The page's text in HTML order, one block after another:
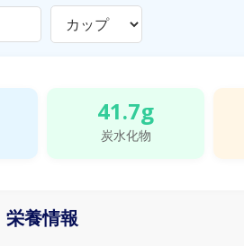
41.7g
炭水化物
栄養情報